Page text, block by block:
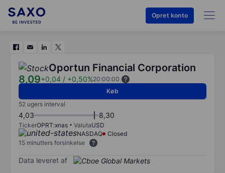
Opret konto
Oportun Financial Corporation
8,09+0,04 / +0,50%20:00:00
Køb
52 ugers interval
4,03 8,30
TickerOPRT:xnas ValutaUSD
NASDAQ
Closed
15 minutters forsinkelse
Data leveret af